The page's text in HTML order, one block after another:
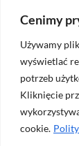
Cenimy
Używamy
wyświetlać
potrzeb
Kliknięcie
cookie.